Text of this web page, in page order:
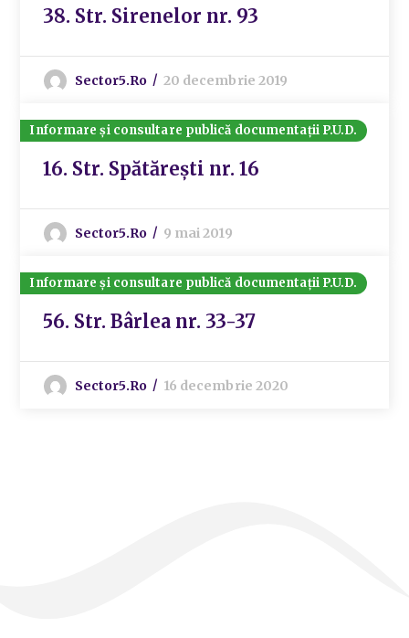
38. Str. Sirenelor nr. 93
Sector5.ro 20 decembrie 2019
Informare și consultare publică documentații P.U.D.
16. Str. Spătărești nr. 16
Sector5.ro 9 mai 2019
Informare și consultare publică documentații P.U.D.
56. Str. Bârlea nr. 33-37
Sector5.ro 16 decembrie 2020